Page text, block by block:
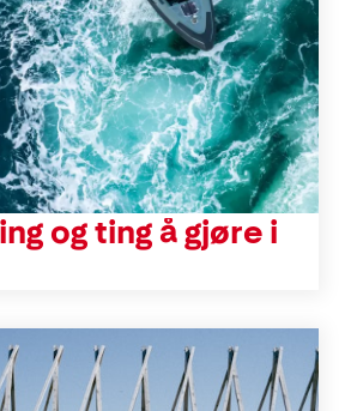
og ting å gjøre i